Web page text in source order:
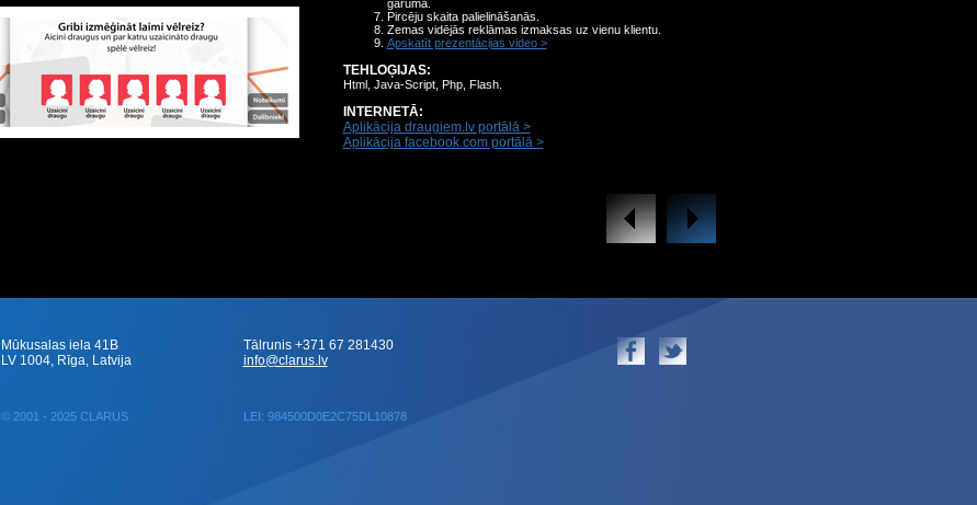
garumā.
Pircēju skaita palielināšanās.
Zemas vidējās reklāmas izmaksas uz vienu klientu.
Apskatīt prezentācijas video >
TEHLOĢIJAS:
Html, Java-Script, Php, Flash.
INTERNETĀ:
Aplikācija draugiem.lv portālā >
Aplikācija facebook.com portālā >
Mūkusalas iela 41B
LV 1004, Rīga, Latvija
© 2001 - 2025 CLARUS LEI: 984500D0E2C75DL10878
Tālrunis +371 67 281430
info@clarus.lv